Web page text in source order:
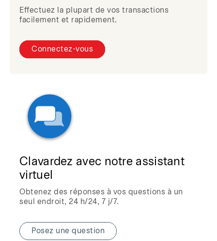
Effectuez la plupart de vos transactions
facilement et rapidement.
Connectez-vous
Clavardez avec notre assistant
virtuel
Obtenez des réponses à vos questions à un
seul endroit, 24 h/24, 7 j/7.
Posez une question